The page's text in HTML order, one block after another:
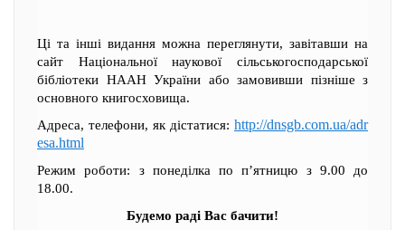
Ці та інші видання можна переглянути, завітавши на
сайт Національної наукової сільськогосподарської
бібліотеки НААН України або замовивши пізніше з
основного книгосховища.
Адреса, телефони, як дістатися: http://dnsgb.com.ua/adr
esa.html
Режим роботи: з понеділка по п’ятницю з 9.00 до
18.00.
Будемо раді Вас бачити!